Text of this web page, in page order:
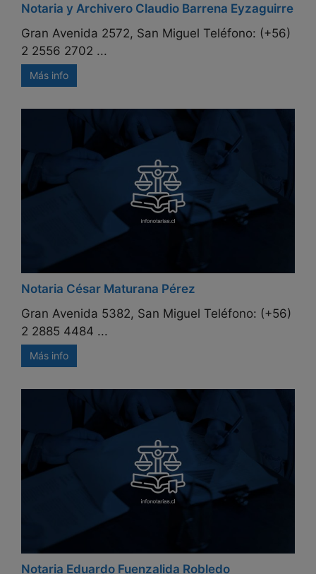
Notaria y Archivero Claudio Barrena Eyzaguirre
Gran Avenida 2572, San Miguel Teléfono: (+56)
2 2556 2702 ...
Más info
Notaria César Maturana Pérez
Gran Avenida 5382, San Miguel Teléfono: (+56)
2 2885 4484 ...
Más info
Notaria Eduardo Fuenzalida Robledo